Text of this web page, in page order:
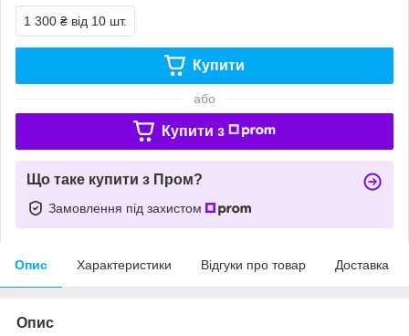
1 300 ₴ від 10 шт.
Купити
або
Купити з
Що таке купити з Пром?
Замовлення під захистом
Опис Характеристики Відгуки про товар Доставка
Опис